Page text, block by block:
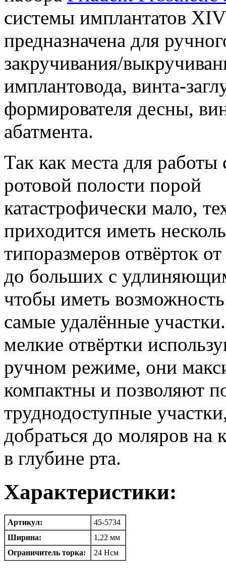
системы имплантатов
предназначена для
закручивания/
имплантовода, винта-
формирователя десны,
абатмента.
Так как места для работы
ротовой полости порой
катастрофически мало,
приходится иметь
типоразмеров отвёрток
до больших с
чтобы иметь
самые удалённые
мелкие отвёртки
ручном режиме, они
компактны и позволяют
труднодоступные
добраться до моляров на
в глубине рта.
Характеристики:
Артикул:
45-5734
Ширина:
1,22 мм
Ограничитель торка:
24 Нсм